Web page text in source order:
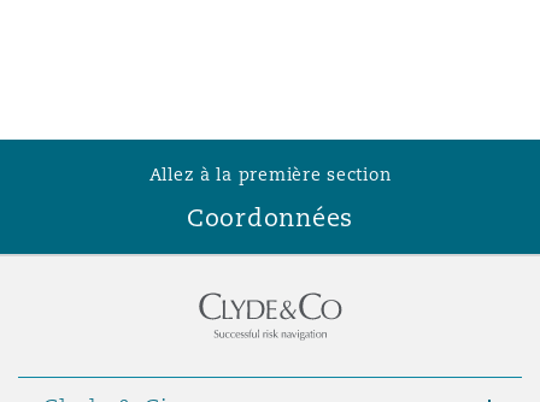
Allez à la première section
Coordonnées